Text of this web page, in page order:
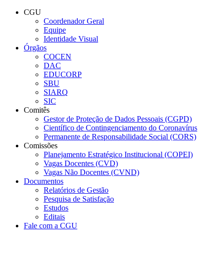
Conteúdo principal
CGU
Coordenador Geral
Equipe
Identidade Visual
Órgãos
COCEN
DAC
EDUCORP
SBU
SIARQ
SIC
Comitês
Gestor de Proteção de Dados Pessoais (CGPD)
Científico de Contingenciamento do Coronavírus
Permanente de Responsabilidade Social (CORS)
Comissões
Planejamento Estratégico Institucional (COPEI)
Vagas Docentes (CVD)
Vagas Não Docentes (CVND)
Documentos
Relatórios de Gestão
Pesquisa de Satisfação
Estudos
Editais
Fale com a CGU